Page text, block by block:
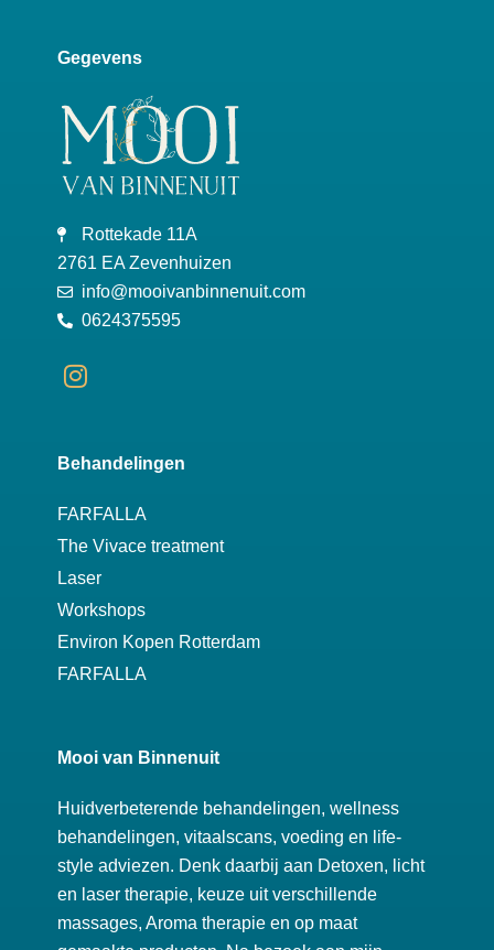
Gegevens
Rottekade 11A
2761 EA Zevenhuizen
info@mooivanbinnenuit.com
0624375595
Behandelingen
FARFALLA
The Vivace treatment
Laser
Workshops
Environ Kopen Rotterdam
FARFALLA
Mooi van Binnenuit
Huidverbeterende behandelingen, wellness
behandelingen, vitaalscans, voeding en life-
style adviezen. Denk daarbij aan Detoxen, licht
en laser therapie, keuze uit verschillende
massages, Aroma therapie en op maat